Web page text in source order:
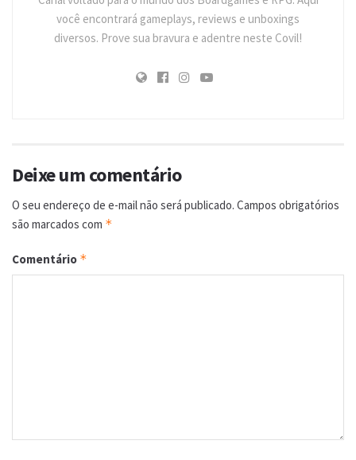
você encontrará gameplays, reviews e unboxings
diversos. Prove sua bravura e adentre neste Covil!
Deixe um comentário
O seu endereço de e-mail não será publicado. Campos obrigatórios
são marcados com *
Comentário *